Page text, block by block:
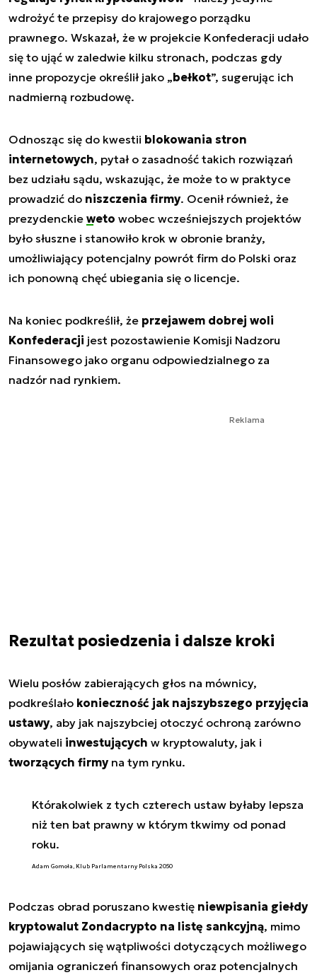
wdrożyć te przepisy do krajowego porządku
prawnego. Wskazał, że w projekcie Konfederacji udało
się to ująć w zaledwie kilku stronach, podczas gdy
inne propozycje określił jako „bełkot”, sugerując ich
nadmierną rozbudowę.
Odnosząc się do kwestii blokowania stron
internetowych, pytał o zasadność takich rozwiązań
bez udziału sądu, wskazując, że może to w praktyce
prowadzić do niszczenia firmy. Ocenił również, że
prezydenckie weto wobec wcześniejszych projektów
było słuszne i stanowiło krok w obronie branży,
umożliwiający potencjalny powrót firm do Polski oraz
ich ponowną chęć ubiegania się o licencje.
Na koniec podkreślił, że przejawem dobrej woli
Konfederacji jest pozostawienie Komisji Nadzoru
Finansowego jako organu odpowiedzialnego za
nadzór nad rynkiem.
Reklama
Rezultat posiedzenia i dalsze kroki
Wielu posłów zabierających głos na mównicy,
podkreślało konieczność jak najszybszego przyjęcia
ustawy, aby jak najszybciej otoczyć ochroną zarówno
obywateli inwestujących w kryptowaluty, jak i
tworzących firmyna tym rynku.
Którakolwiek z tych czterech ustaw byłaby lepsza
niż ten bat prawny w którym tkwimy od ponad
roku.
Adam Gomoła, Klub Parlamentarny Polska 2050
Podczas obrad poruszano kwestię niewpisania giełdy
kryptowalut Zondacrypto na listę sankcyjną, mimo
pojawiających się wątpliwości dotyczących możliwego
omijania ograniczeń finansowych oraz potencjalnych